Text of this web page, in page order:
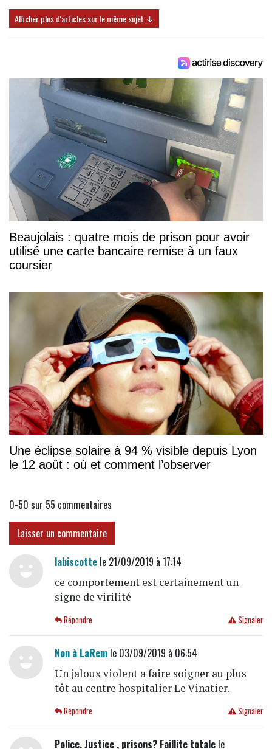
Afficher plus d'articles sur le même sujet ↓
Beaujolais : quatre mois de prison pour avoir
utilisé une carte bancaire remise à un faux
coursier
Une éclipse solaire à 94 % visible depuis Lyon
le 12 août : où et comment l’observer
0-50 sur 55 commentaires
Laisser un commentaire
labiscottele 21/09/2019 à 17:14
ce comportement est certainement un
signe de virilité
Signaler
Répondre
Non à LaRemle 03/09/2019 à 06:54
Un jaloux violent a faire soigner au plus
tôt au centre hospitalier Le Vinatier.
Signaler
Répondre
Police. Justice , prisons? Faillite totalele